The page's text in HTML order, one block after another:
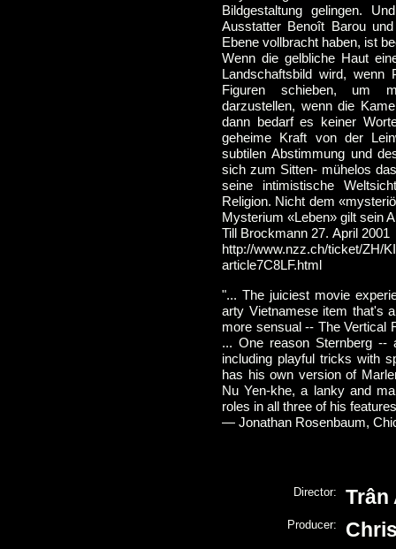
Bildgestaltung gelingen.
Ausstatter Benoît Barou
Ebene vollbracht haben, ist
Wenn die gelbliche Haut
Landschaftsbild wird,
Figuren schieben, um
darzustellen, wenn die
dann bedarf es keiner
geheime Kraft von der
subtilen Abstimmung und
sich zum Sitten- mühelos
seine intimistische
Religion. Nicht dem
Mysterium «Leben» gilt sein
Till Brockmann 27. April 2001
http://www.nzz.ch/ticket/ZH/
article7C8LF.html
"... The juiciest movie
arty Vietnamese item that's
more sensual -- The Vertical
... One reason Sternberg --
including playful tricks with
has his own version of
Nu Yen-khe, a lanky and
roles in all three of his
— Jonathan Rosenbaum,
Director: Trân
Producer: